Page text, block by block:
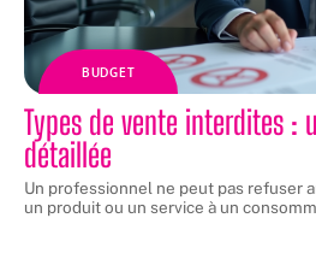
BUDGET
Types de vente interdites :
détaillée
Un professionnel ne peut pas refuser
un produit ou un service à un